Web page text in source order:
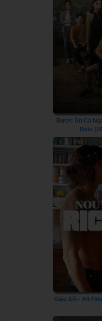
Được Ăn Cả
Bets
Giàu Xổi - All-